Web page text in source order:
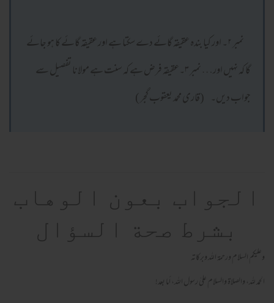
نمبر ۲۔ اور کیا بندہ عقیقہ گائے دے سکتا ہے اور عقیقہ گائے کا ہو جائے
گا کہ نہیں اور… نمبر ۳۔عقیقہ فرض ہے کہ سنت ہے مولانا تفصیل سے
جواب دیں۔ (قاری محمد یعقوب گجر )
الجواب بعون الوهاب
بشرط صحة السؤال
وعلیکم السلام ورحمة اللہ وبرکاته
الحمد لله، والصلاة والسلام علىٰ رسول الله، أما بعد!